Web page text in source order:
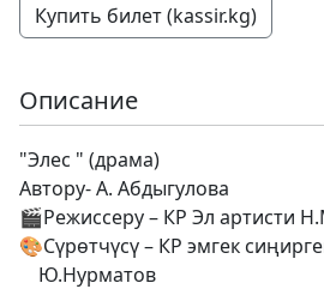
Купить билет (kassir.kg)
Описание
"Элес " (драма)
Автору- А.
🎬Режиссеру – КР Эл артисти
🎨Сүрөтчүсү – КР эмгек
Ю.Нурматов